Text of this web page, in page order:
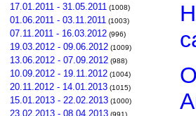
17.01.2011 - 31.05.2011 (1008)
01.06.2011 - 03.11.2011 (1003)
07.11.2011 - 16.03.2012 (996)
19.03.2012 - 09.06.2012 (1009)
13.06.2012 - 07.09.2012 (988)
10.09.2012 - 19.11.2012 (1004)
20.11.2012 - 14.01.2013 (1015)
15.01.2013 - 22.02.2013 (1000)
23.02.2013 - 08.04.2013 (991)